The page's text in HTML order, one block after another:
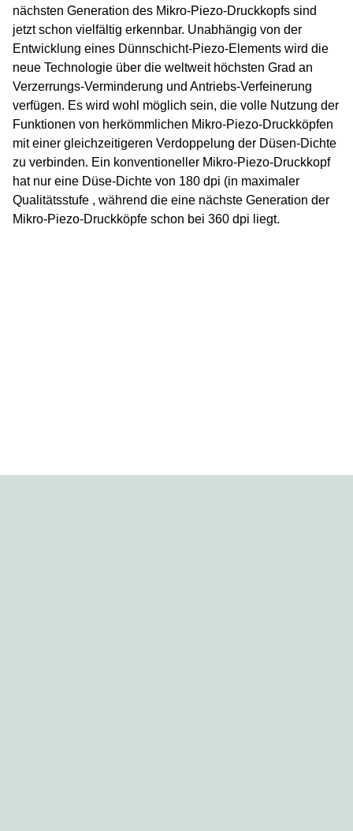
nächsten Generation des Mikro-Piezo-Druckkopfs sind
jetzt schon vielfältig erkennbar. Unabhängig von der
Entwicklung eines Dünnschicht-Piezo-Elements wird die
neue Technologie über die weltweit höchsten Grad an
Verzerrungs-Verminderung und Antriebs-Verfeinerung
verfügen. Es wird wohl möglich sein, die volle Nutzung der
Funktionen von herkömmlichen Mikro-Piezo-Druckköpfen
mit einer gleichzeitigeren Verdoppelung der Düsen-Dichte
zu verbinden. Ein konventioneller Mikro-Piezo-Druckkopf
hat nur eine Düse-Dichte von 180 dpi (in maximaler
Qualitätsstufe , während die eine nächste Generation der
Mikro-Piezo-Druckköpfe schon bei 360 dpi liegt.